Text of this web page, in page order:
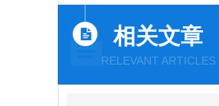
相关文章
RELEVANT ARTICLES